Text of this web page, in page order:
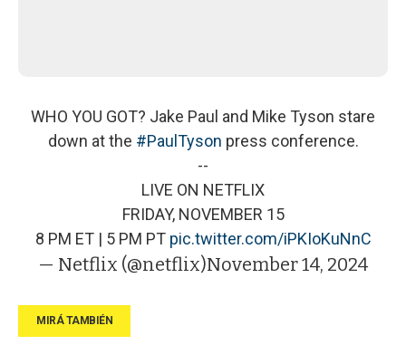
WHO YOU GOT? Jake Paul and Mike Tyson stare
down at the #PaulTyson press conference.
--
LIVE ON NETFLIX
FRIDAY, NOVEMBER 15
8 PM ET | 5 PM PT pic.twitter.com/iPKIoKuNnC
— Netflix (@netflix)November 14, 2024